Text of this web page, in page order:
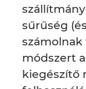
sűrűség
számolnak
módszert
kiegészítő